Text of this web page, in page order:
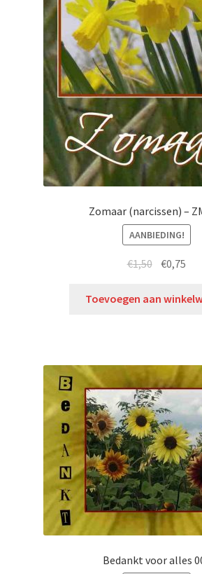
Zomaar (narcissen) –
AANBIEDING!
€1,50 €0,75
Toevoegen aan
Bedankt voor alles